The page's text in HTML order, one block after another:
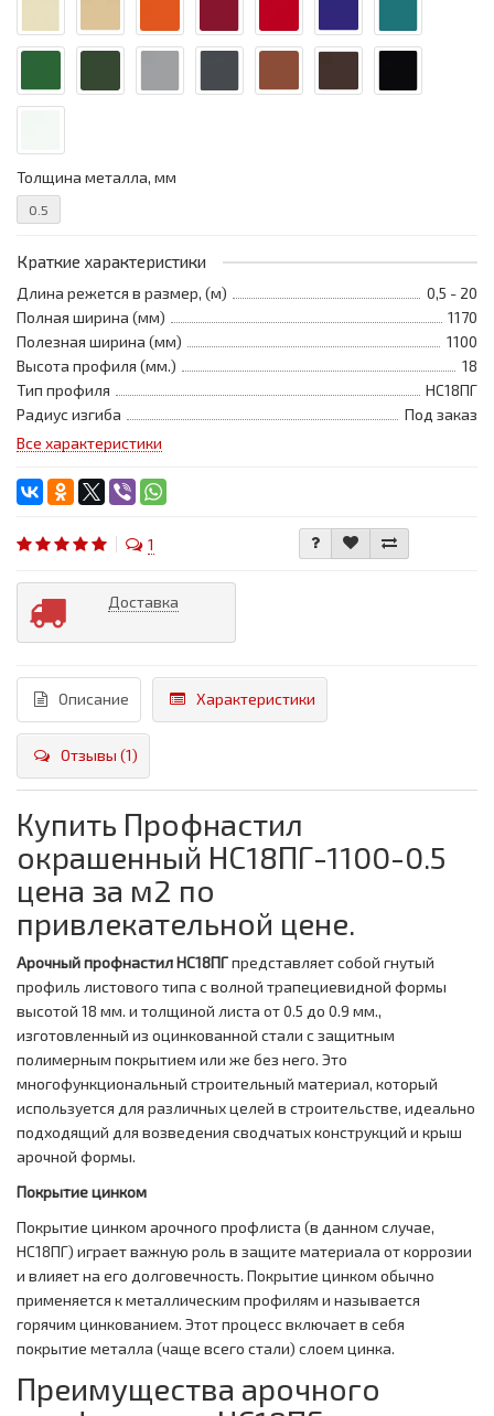
Толщина металла, мм
0.5
Краткие характеристики
Длина режется в размер, (м)
0,5 - 20
Полная ширина (мм)
1170
Полезная ширина (мм)
1100
Высота профиля (мм.)
18
Тип профиля
НС18ПГ
Радиус изгиба
Под заказ
Все характеристики
1
Доставка
Описание Характеристики
Отзывы (1)
Купить Профнастил
окрашенный НС18ПГ-1100-0.5
цена за м2 по
привлекательной цене.
Арочный профнастил НС18ПГпредставляет собой гнутый
профиль листового типа с волной трапециевидной формы
высотой 18 мм. и толщиной листа от 0.5 до 0.9 мм.,
изготовленный из оцинкованной стали с защитным
полимерным покрытием или же без него. Это
многофункциональный строительный материал, который
используется для различных целей в строительстве, идеально
подходящий для возведения сводчатых конструкций и крыш
арочной формы.
Покрытие цинком
Покрытие цинком арочного профлиста (в данном случае,
НС18ПГ) играет важную роль в защите материала от коррозии
и влияет на его долговечность. Покрытие цинком обычно
применяется к металлическим профилям и называется
горячим цинкованием. Этот процесс включает в себя
покрытие металла (чаще всего стали) слоем цинка.
Преимущества арочного